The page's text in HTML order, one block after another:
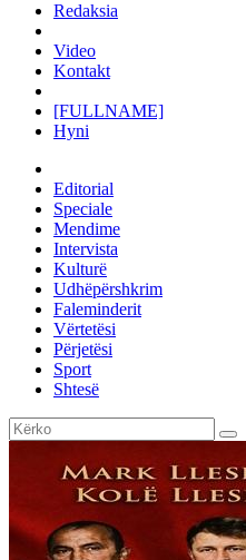
Redaksia
Video
Kontakt
[FULLNAME]
Hyni
Editorial
Speciale
Mendime
Intervista
Kulturë
Udhëpërshkrim
Faleminderit
Vërtetësi
Përjetësi
Sport
Shtesë